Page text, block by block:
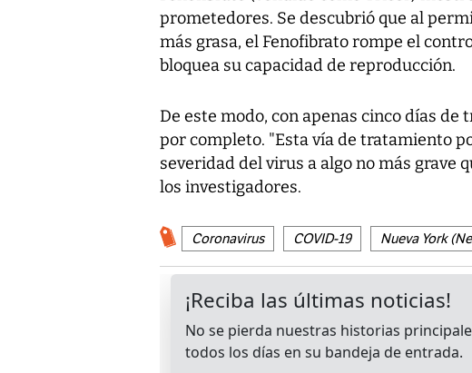
prometedores. Se descubrió que al
más grasa, el Fenofibrato rompe el
bloquea su capacidad de reproducción.
De este modo, con apenas cinco días
por completo. "Esta vía de tratamiento
severidad del virus a algo no más grave
los investigadores.
Coronavirus COVID-19 Nueva York